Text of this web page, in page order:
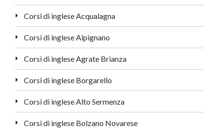
Corsi di inglese Acqualagna
Corsi di inglese Alpignano
Corsi di inglese Agrate Brianza
Corsi di inglese Borgarello
Corsi di inglese Alto Sermenza
Corsi di inglese Bolzano Novarese